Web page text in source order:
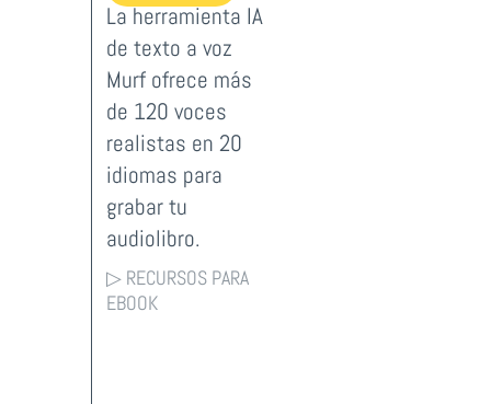
La herramienta IA
de texto a voz
Murf ofrece más
de 120 voces
realistas en 20
idiomas para
grabar tu
audiolibro.
▷ RECURSOS PARA
EBOOK